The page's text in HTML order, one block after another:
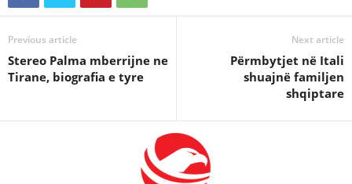
Previous article
Stereo Palma mberrijne ne
Tirane, biografia e tyre
Next article
Përmbytjet në Itali
shuajnë familjen
shqiptare